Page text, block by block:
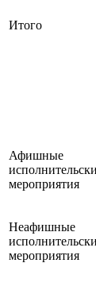
Итого
Афишные
мероприятия
Неафишные
мероприятия